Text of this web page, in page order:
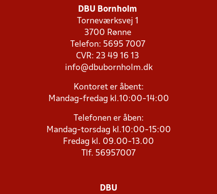
DBU Bornholm
Torneværksvej 1
3700 Rønne
Telefon: 5695 7007
CVR: 23 49 16 13
info@dbubornholm.dk
Kontoret er åbent:
Mandag-fredag kl.10:00-14:00
Telefonen er åben:
Mandag-torsdag kl.10:00-15:00
Fredag kl. 09.00-13.00
Tlf. 56957007
DBU